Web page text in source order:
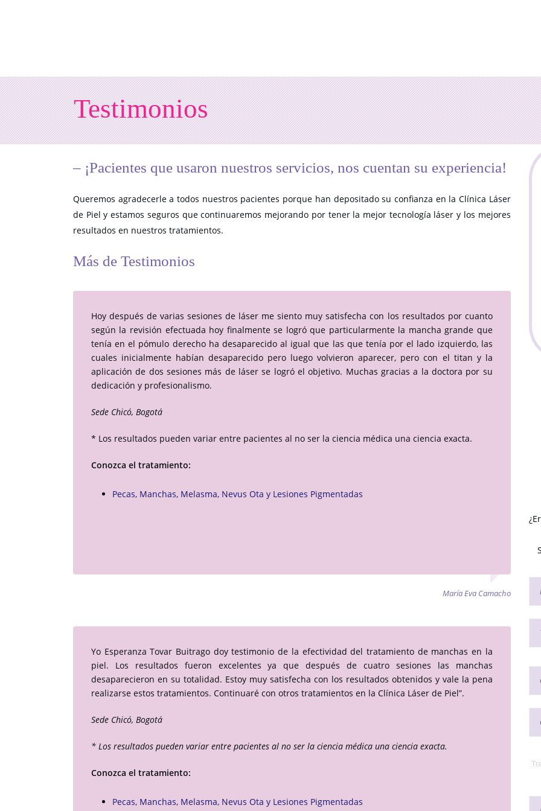
Testimonios
– ¡Pacientes que usaron nuestros servicios, nos cuentan su experiencia!
Queremos agradecerle a todos nuestros pacientes porque han depositado su confianza en la Clínica Láser
de Piel y estamos seguros que continuaremos mejorando por tener la mejor tecnología láser y los mejores
resultados en nuestros tratamientos.
Más de Testimonios
María Eva Camacho
Hoy después de varias sesiones de láser me siento muy satisfecha con los resultados por cuanto
según la revisión efectuada hoy finalmente se logró que particularmente la mancha grande que
tenía en el pómulo derecho ha desaparecido al igual que las que tenía por el lado izquierdo, las
cuales inicialmente habían desaparecido pero luego volvieron aparecer, pero con el titan y la
aplicación de dos sesiones más de láser se logró el objetivo. Muchas gracias a la doctora por su
dedicación y profesionalismo.
Sede Chicó, Bogotá
* Los resultados pueden variar entre pacientes al no ser la ciencia médica una ciencia exacta.
Conozca el tratamiento:
Pecas, Manchas, Melasma, Nevus Ota y Lesiones Pigmentadas
Yo Esperanza Tovar Buitrago doy testimonio de la efectividad del tratamiento de manchas en la
piel. Los resultados fueron excelentes ya que después de cuatro sesiones las manchas
desaparecieron en su totalidad. Estoy muy satisfecha con los resultados obtenidos y vale la pena
realizarse estos tratamientos. Continuaré con otros tratamientos en la Clínica Láser de Piel”.
Sede Chicó, Bogotá
* Los resultados pueden variar entre pacientes al no ser la ciencia médica una ciencia exacta.
Conozca el tratamiento:
Pecas, Manchas, Melasma, Nevus Ota y Lesiones Pigmentadas